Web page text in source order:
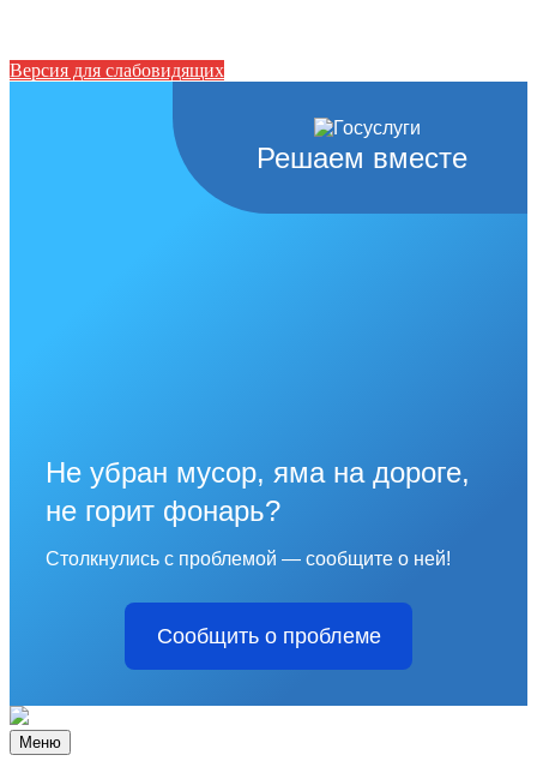
Версия для слабовидящих
Решаем вместе
Не убран мусор, яма на дороге,
не горит фонарь?
Столкнулись с проблемой — сообщите о ней!
Сообщить о проблеме
Меню